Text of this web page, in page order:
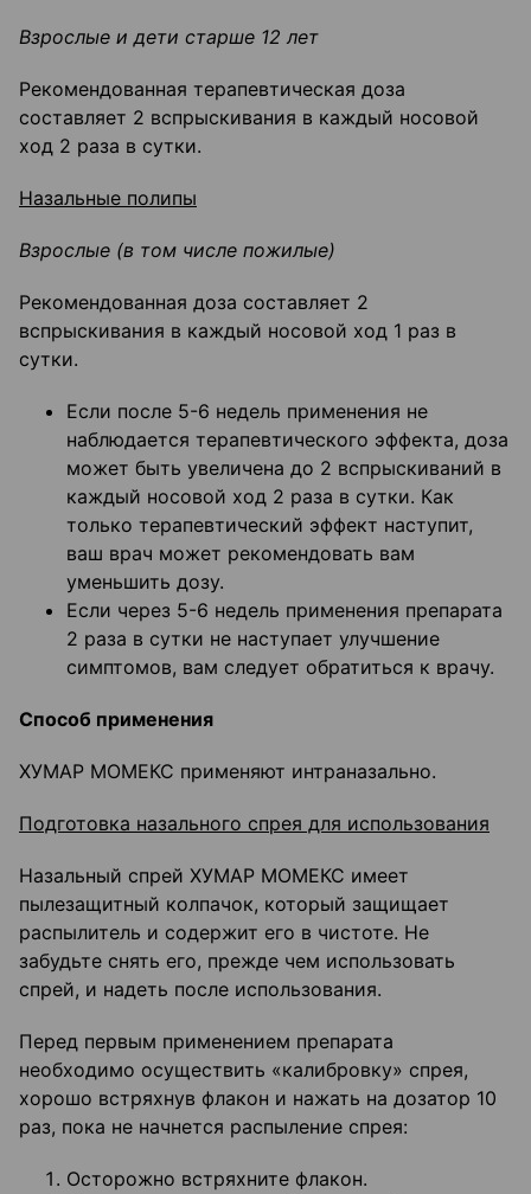
Взрослые и дети старше 12 лет
Рекомендованная терапевтическая доза
составляет 2 вспрыскивания в каждый носовой
ход 2 раза в сутки.
Назальные полипы
Взрослые (в том числе пожилые)
Рекомендованная доза составляет 2
вспрыскивания в каждый носовой ход 1 раз в
сутки.
Если после 5-6 недель применения не
наблюдается терапевтического эффекта, доза
может быть увеличена до 2 вспрыскиваний в
каждый носовой ход 2 раза в сутки. Как
только терапевтический эффект наступит,
ваш врач может рекомендовать вам
уменьшить дозу.
Если через 5-6 недель применения препарата
2 раза в сутки не наступает улучшение
симптомов, вам следует обратиться к врачу.
Способ применения
ХУМАР МОМЕКС применяют интраназально.
Подготовка назального спрея для использования
Назальный спрей ХУМАР МОМЕКС имеет
пылезащитный колпачок, который защищает
распылитель и содержит его в чистоте. Не
забудьте снять его, прежде чем использовать
спрей, и надеть после использования.
Перед первым применением препарата
необходимо осуществить «калибровку» спрея,
хорошо встряхнув флакон и нажать на дозатор 10
раз, пока не начнется распыление спрея:
Осторожно встряхните флакон.